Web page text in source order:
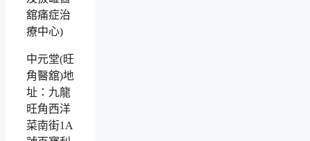
中元堂(旺
角醫舘)地
址：九龍
旺角西洋
菜南街1A